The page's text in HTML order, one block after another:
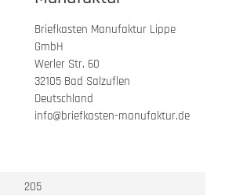
Briefkasten Manufaktur Lippe
GmbH
Werler Str. 60
32105 Bad Salzuflen
Deutschland
info@briefkasten-manufaktur.de
205